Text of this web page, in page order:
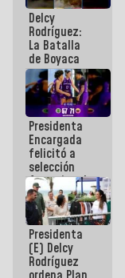
Delcy
Rodríguez:
La Batalla
de Boyaca
representa
un capítulo
decisivo en
la gesta
emancipadora
de nuestra
América
Presidenta
Encargada
felicitó a
selección
femenina de
baloncesto
por su
clasificación
a la
AmeriCup
2027
Presidenta
(E) Delcy
Rodríguez